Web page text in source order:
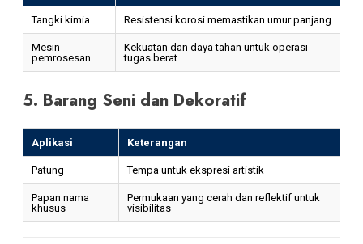
Tangki kimia Resistensi korosi memastikan umur panjang
Mesin
pemrosesan
Kekuatan dan daya tahan untuk operasi
tugas berat
5. Barang Seni dan Dekoratif
Aplikasi Keterangan
Patung Tempa untuk ekspresi artistik
Papan nama
khusus
Permukaan yang cerah dan reflektif untuk
visibilitas